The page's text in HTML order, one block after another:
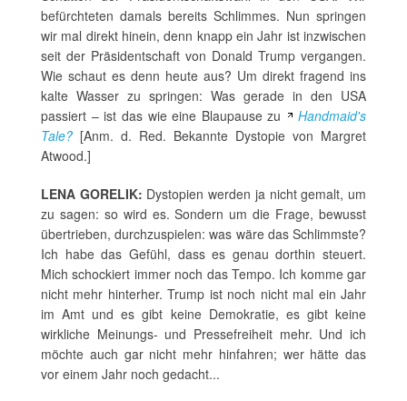
befürchteten damals bereits Schlimmes. Nun springen
wir mal direkt hinein, denn knapp ein Jahr ist inzwischen
seit der Präsidentschaft von Donald Trump vergangen.
Wie schaut es denn heute aus? Um direkt fragend ins
kalte Wasser zu springen: Was gerade in den USA
passiert – ist das wie eine Blaupause zu
Handmaid's
Tale? [Anm. d. Red. Bekannte Dystopie von Margret
Atwood.]
LENA GORELIK: Dystopien werden ja nicht gemalt, um
zu sagen: so wird es. Sondern um die Frage, bewusst
übertrieben, durchzuspielen: was wäre das Schlimmste?
Ich habe das Gefühl, dass es genau dorthin steuert.
Mich schockiert immer noch das Tempo. Ich komme gar
nicht mehr hinterher. Trump ist noch nicht mal ein Jahr
im Amt und es gibt keine Demokratie, es gibt keine
wirkliche Meinungs- und Pressefreiheit mehr. Und ich
möchte auch gar nicht mehr hinfahren; wer hätte das
vor einem Jahr noch gedacht...